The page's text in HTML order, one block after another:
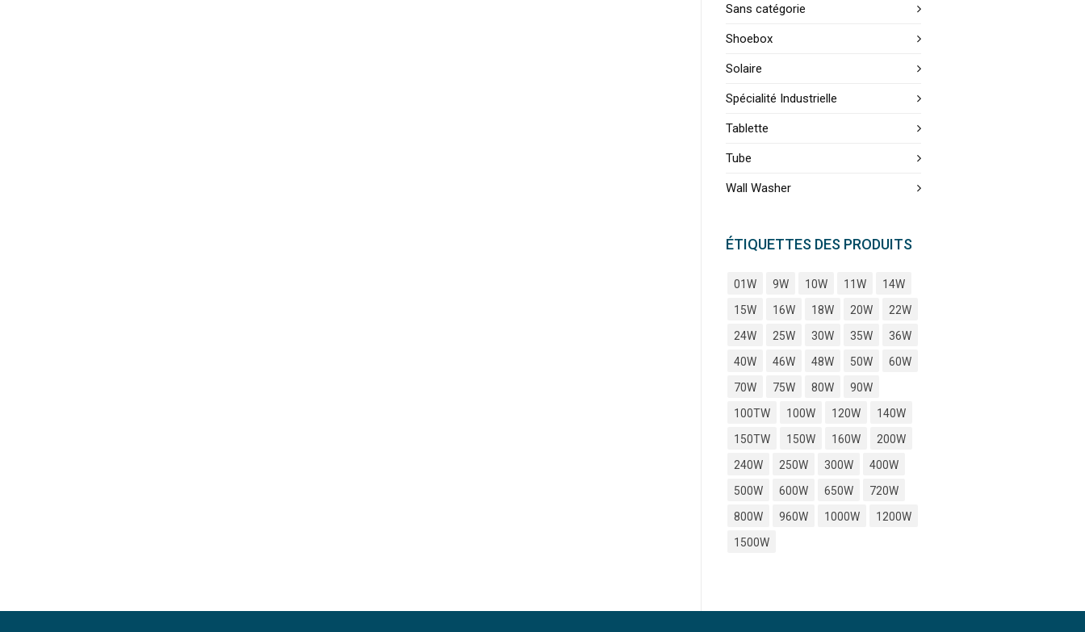
Sans catégorie
Shoebox
Solaire
Spécialité Industrielle
Tablette
Tube
Wall Washer
ÉTIQUETTES DES PRODUITS
01W 9W 10W 11W
14W
15W
16W 18W 20W
22W
24W
25W 30W 35W
36W
40W
46W 48W 50W
60W
70W
75W 80W
90W
100TW
100W 120W
140W
150TW
150W 160W
200W
240W
250W 300W
400W
500W
600W 650W
720W
800W
960W 1000W
1200W
1500W